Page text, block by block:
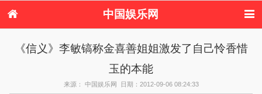
中国娱乐网
港台娱乐
日本娱乐 韩国娱乐
欧美娱乐
音乐新闻 影视新闻
港台明星八卦
日本韩国明星
欧美明星八卦
《信义》李敏镐称金喜善姐姐激发了自己怜香惜
玉的本能
来源： 中国娱乐网 日期：2012-09-06 08:24:33